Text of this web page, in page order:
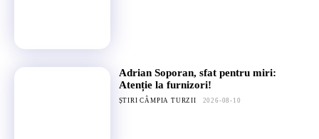
Adrian Soporan, sfat pentru miri:
Atenție la furnizori!
ȘTIRI CÂMPIA TURZII 2026-08-10